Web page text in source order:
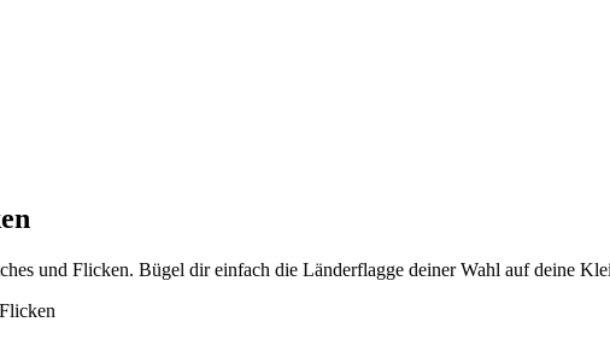
und Flicken. Bügel dir einfach die Länderflagge deiner Wahl auf deine